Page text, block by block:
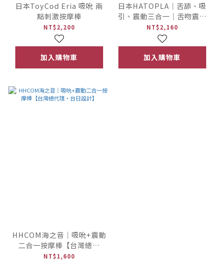
日本ToyCod Eria 吸吮 兩
點刺激按摩棒
NT$2,200
加入購物車
日本HATOPLA｜舌舔、吸
引、震動三合一｜舌吻震動
按摩棒
NT$2,160
加入購物車
HHCOM海之音｜吸吮+震動
二合一按摩棒【台灣總代
理・台日設計】
NT$1,600